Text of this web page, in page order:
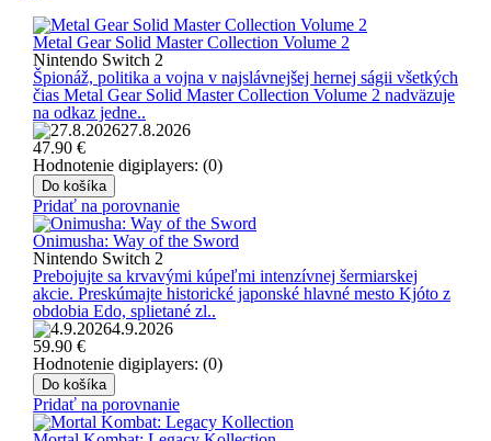
Metal Gear Solid Master Collection Volume 2
Nintendo Switch 2
Špionáž, politika a vojna v najslávnejšej hernej ságii všetkých
čias Metal Gear Solid Master Collection Volume 2 nadväzuje
na odkaz jedne..
27.8.2026
47.90 €
Hodnotenie digiplayers: (0)
Do košíka
Pridať na porovnanie
Onimusha: Way of the Sword
Nintendo Switch 2
Prebojujte sa krvavými kúpeľmi intenzívnej šermiarskej
akcie. Preskúmajte historické japonské hlavné mesto Kjóto z
obdobia Edo, splietané zl..
4.9.2026
59.90 €
Hodnotenie digiplayers: (0)
Do košíka
Pridať na porovnanie